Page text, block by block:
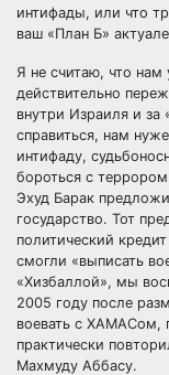
интифады, или что
ваш «План Б»
Я не считаю, что
действительно
внутри Израиля и за
справиться, нам
интифаду,
бороться с
Эхуд Барак
государство. Тот
политический
смогли «выписать
«Хизбаллой», мы
2005 году после
воевать с ХАМАСом,
практически
Махмуду Аббасу.